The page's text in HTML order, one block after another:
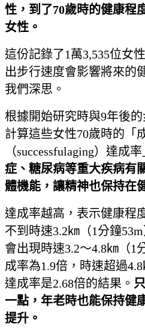
性，到了70歲時的健康程
女性。
這份記錄了1萬3,535位女
出步行速度會影響將來的
我們深思。
根據開始研究時與9年後
計算這些女性70歲時的「
（successfulaging）達成率
症、糖尿病等重大疾病有
體機能，讓精神也保持在
達成率越高，表示健康程
不到時速3.2㎞（1分鐘
會出現時速3.2～4.8㎞（1
成率為1.9倍，時速超過
達成率是2.68倍的結果。
一點，年老時也能保持健
提升。